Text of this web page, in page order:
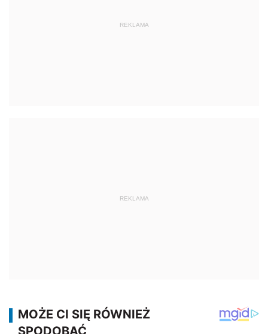
REKLAMA
REKLAMA